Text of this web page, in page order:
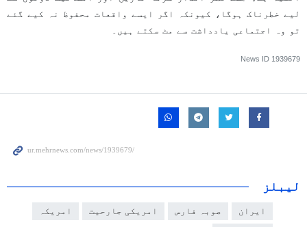
لیے خطرناک ہوگا، کیونکہ اگر ایسے واقعات محفوظ نہ کیے گئے
تو وہ اجتماعی یادداشت سے مٹ سکتے ہیں۔
News ID 1939679
لیبلز
ایران صوبہ فارس امریکی جارحیت امریکہ